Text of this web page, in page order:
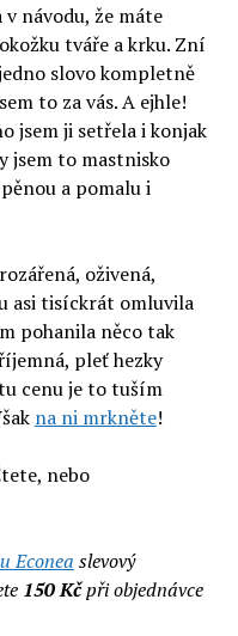
návodu, že máte
tváře a krku. Zní
slovo kompletně
to za vás. A ejhle!
jsem ji setřela i konjak
jsem to mastnisko
a pomalu i
oživená,
asi tisíckrát omluvila
pohanila něco tak
pleť hezky
cenu je to tuším
na ni mrkněte!
nebo
Econea slevový
150 Kčpři objednávce